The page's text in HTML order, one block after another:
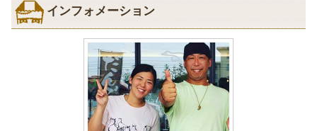
インフォメーション